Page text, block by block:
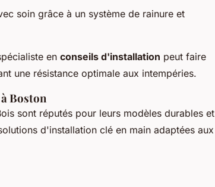
soin grâce à un système de rainure et
en conseils d'installation peut faire
une résistance optimale aux intempéries.
Boston
sont réputés pour leurs modèles durables et
d'installation clé en main adaptées aux